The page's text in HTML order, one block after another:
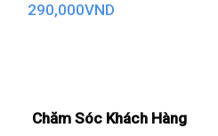
290,000VND
Chăm Sóc Khách Hàng